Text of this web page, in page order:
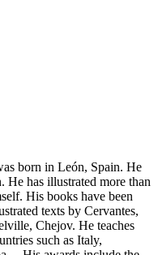
born in León, Spain. He
He has illustrated more than
His books have been
texts by Cervantes,
Chejov. He teaches
such as Italy,